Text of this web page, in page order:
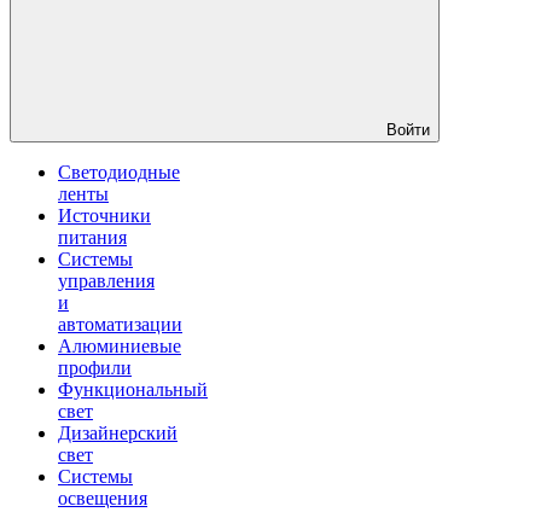
Войти
Светодиодные
ленты
Источники
питания
Системы
управления
и
автоматизации
Алюминиевые
профили
Функциональный
свет
Дизайнерский
свет
Системы
освещения